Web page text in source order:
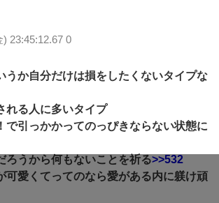
) 23:45:12.67 0
うか自分だけは損をしたくないタイプな
れる人に多いタイプ
で引っかかってのっぴきならない状態に
ろうから何もないことを祈る>>532
可愛くてってのなら愛がある内に躾け頑